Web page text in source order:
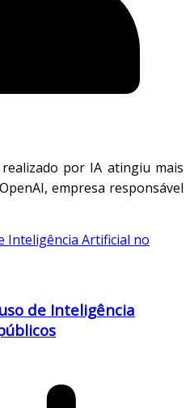
por IA atingiu mais
empresa responsável
de Inteligência